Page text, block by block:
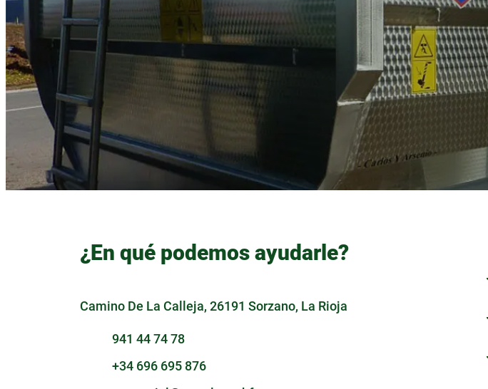
¿En qué podemos ayudarle?
Camino De La Calleja, 26191 Sorzano, La Rioja
941 44 74 78
+34 696 695 876